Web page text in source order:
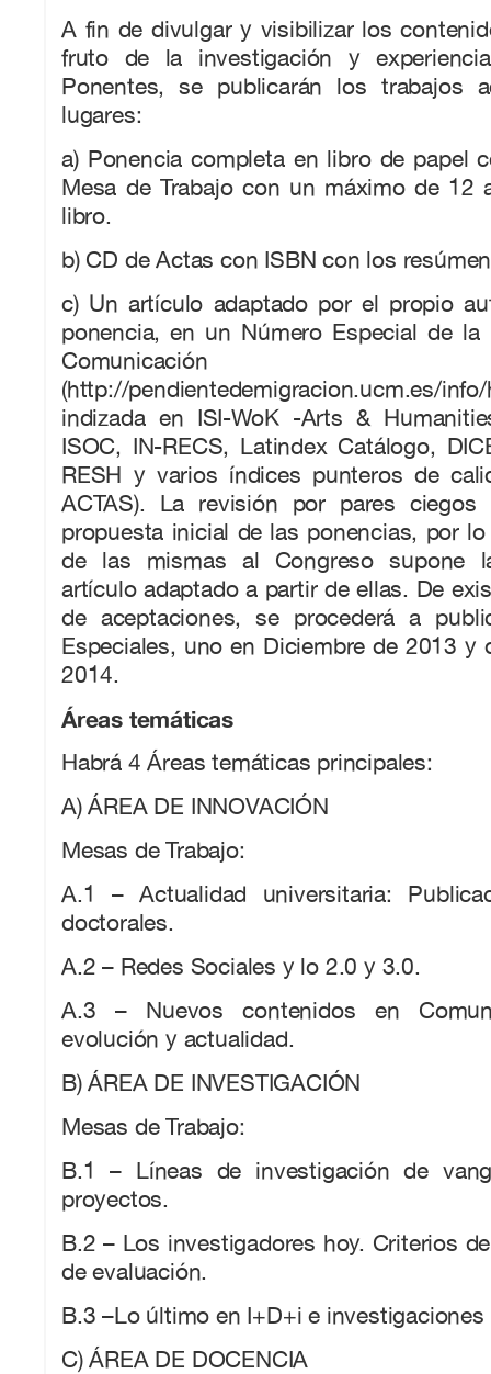
A fin de divulgar y visibilizar los
fruto de la investigación y
Ponentes, se publicarán los trabajos
lugares:
a) Ponencia completa en libro de papel
Mesa de Trabajo con un máximo de 12
libro.
b) CD de Actas con ISBN con los
c) Un artículo adaptado por el propio
ponencia, en un Número Especial de la
Comunicación
(http://pendientedemigracion.ucm.es/
indizada en ISI-WoK -Arts &
ISOC, IN-RECS, Latindex Catálogo,
RESH y varios índices punteros de
ACTAS). La revisión por pares
propuesta inicial de las ponencias, por
de las mismas al Congreso supone
artículo adaptado a partir de ellas. De
de aceptaciones, se procederá a
Especiales, uno en Diciembre de 2013 y
2014.
Áreas temáticas
Habrá 4 Áreas temáticas principales:
A) ÁREA DE INNOVACIÓN
Mesas de Trabajo:
A.1 – Actualidad universitaria:
doctorales.
A.2 – Redes Sociales y lo 2.0 y 3.0.
A.3 – Nuevos contenidos en
evolución y actualidad.
B) ÁREA DE INVESTIGACIÓN
Mesas de Trabajo:
B.1 – Líneas de investigación de
proyectos.
B.2 – Los investigadores hoy. Criterios
de evaluación.
B.3 –Lo último en I+D+i e investigaciones
C) ÁREA DE DOCENCIA